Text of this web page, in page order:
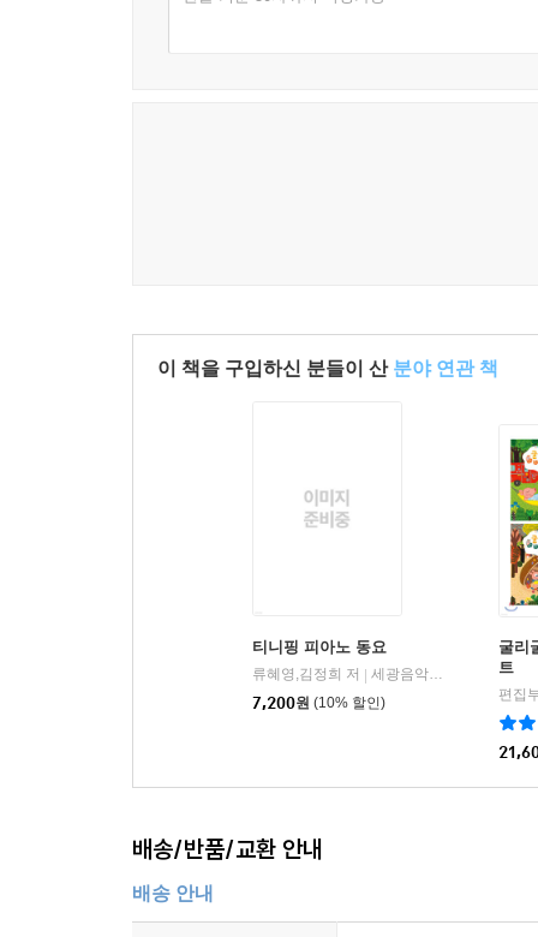
이 책을 구입하신 분들이 산 분야 연관 책
티니핑 피아노 동요
류혜영,김정희 저
세광음악출판사
7,200원 (10% 할인)
굴리
트
편집
배송/반품/교환 안내
배송 안내